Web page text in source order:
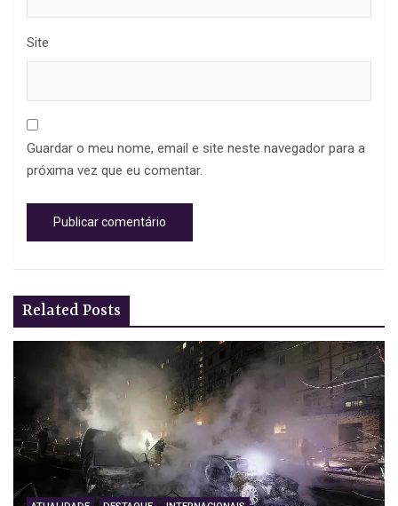
Site
Guardar o meu nome, email e site neste navegador para a
próxima vez que eu comentar.
Related Posts